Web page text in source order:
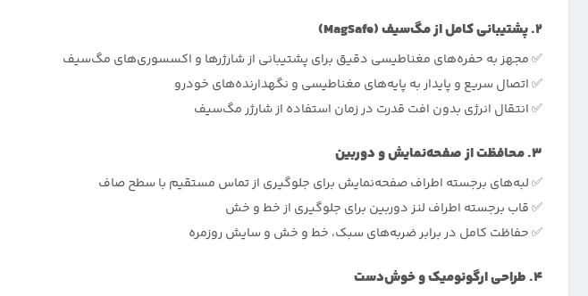
2. پشتیبانی کامل از مگ‌سیف (MagSafe)
✅ مجهز به حفره‌های مغناطیسی دقیق برای پشتیبانی از شارژرها و اکسسوری‌های مگ‌سیف
✅ اتصال سریع و پایدار به پایه‌های مغناطیسی و نگهدارنده‌های خودرو
✅ انتقال انرژی بدون افت قدرت در زمان استفاده از شارژر مگ‌سیف
3. محافظت از صفحه‌نمایش و دوربین
✅ لبه‌های برجسته اطراف صفحه‌نمایش برای جلوگیری از تماس مستقیم با سطح صاف
✅ قاب برجسته اطراف لنز دوربین برای جلوگیری از خط و خش
✅ حفاظت کامل در برابر ضربه‌های سبک، خط و خش و سایش روزمره
4. طراحی ارگونومیک و خوش‌دست